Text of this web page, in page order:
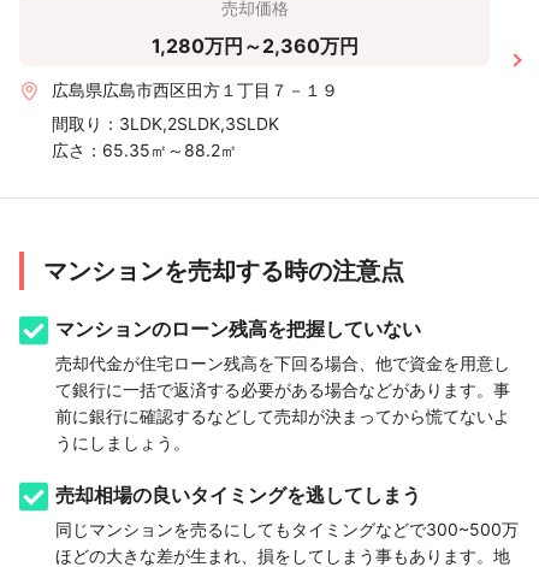
売却価格
1,280万円～2,360万円
広島県広島市西区田方１丁目７－１９
間取り： 3LDK,2SLDK,3SLDK
広さ： 65.35㎡～88.2㎡
マンションを売却する時の注意点
マンションのローン残高を把握していない
売却代金が住宅ローン残高を下回る場合、他で資金を用意し
て銀行に一括で返済する必要がある場合などがあります。事
前に銀行に確認するなどして売却が決まってから慌てないよ
うにしましょう。
売却相場の良いタイミングを逃してしまう
同じマンションを売るにしてもタイミングなどで300~500万
ほどの大きな差が生まれ、損をしてしまう事もあります。地